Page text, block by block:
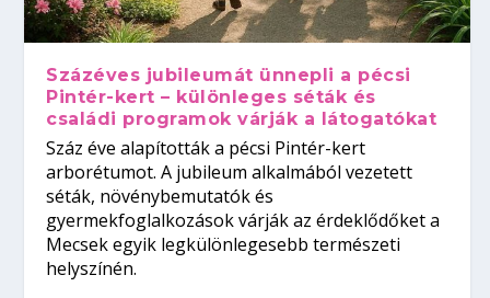
Százéves jubileumát ünnepli a pécsi
Pintér-kert – különleges séták és
családi programok várják a látogatókat
Száz éve alapították a pécsi Pintér-kert
arborétumot. A jubileum alkalmából vezetett
séták, növénybemutatók és
gyermekfoglalkozások várják az érdeklődőket a
Mecsek egyik legkülönlegesebb természeti
helyszínén.